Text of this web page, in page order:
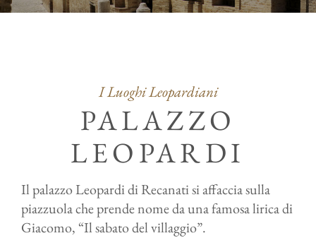
I Luoghi Leopardiani
PALAZZO
LEOPARDI
Il palazzo Leopardi di Recanati si affaccia sulla
piazzuola che prende nome da una famosa lirica di
Giacomo, “Il sabato del villaggio”.